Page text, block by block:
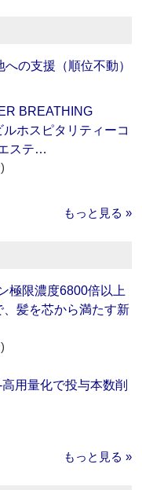
の支援（順位不動）
BREATHING
ルホスピタリティーコ
ステ…
もっと見る »
極限濃度6800倍以上
髪を芯から満たす新
用量化で投与本数削
もっと見る »